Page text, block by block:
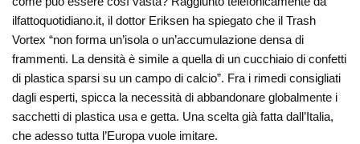
ilfattoquotidiano.it, il dottor Eriksen ha spiegato che il Trash
Vortex “non forma un’isola o un’accumulazione densa di
frammenti. La densità è simile a quella di un cucchiaio di confetti
di plastica sparsi su un campo di calcio”. Fra i rimedi consigliati
dagli esperti, spicca la necessità di abbandonare globalmente i
sacchetti di plastica usa e getta. Una scelta già fatta dall’Italia,
che adesso tutta l’Europa vuole imitare.